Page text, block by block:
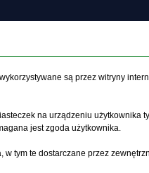
Zeszyt aktualny
>zeszyt 1>
na
są przez witryny
na urządzeniu użytkownika
jest zgoda użytkownika.
tym te dostarczane przez